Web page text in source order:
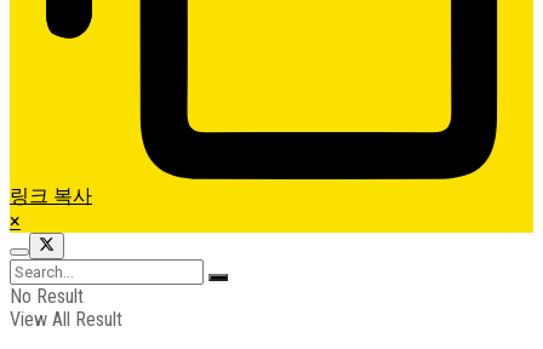
링크 복사
×
No Result
View All Result